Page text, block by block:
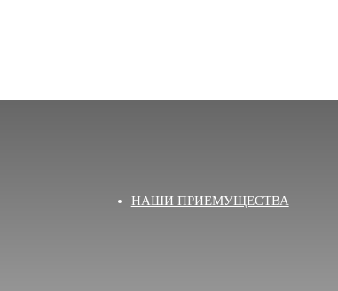
НАШИ ПРИЕМУЩЕСТВА